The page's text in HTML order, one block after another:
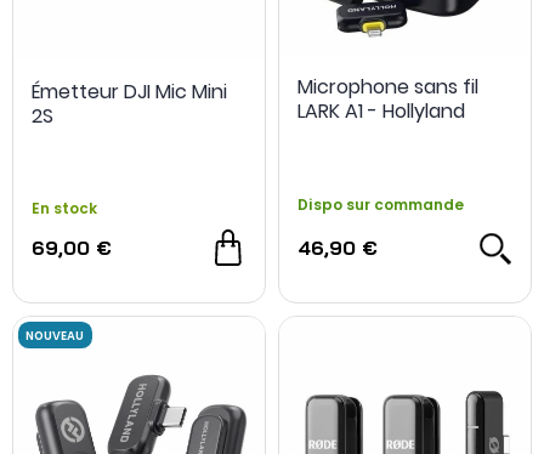
Émetteur DJI Mic Mini
2S
En stock
69,00 €
Microphone sans fil
LARK A1 - Hollyland
Dispo sur commande
46,90 €